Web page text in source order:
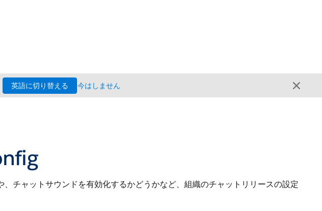
英語に切り替える 今はしません
チャットサウンドを有効化するかどうかなど、組織のチャットリリースの設定